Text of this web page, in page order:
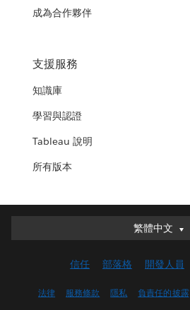
成為合作夥伴
支援服務
知識庫
學習與認證
Tableau 說明
所有版本
繁體中文
繁體中文
English (UK)
信任 部落格 開發人員
法律 服務條款 隱私 負責任的披露